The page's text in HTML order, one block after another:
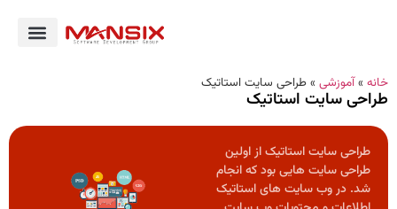
خانه »آموزشی »طراحی سایت استاتیک
طراحی سایت استاتیک
طراحی سایت استاتیک از اولین
طراحی سایت هایی بود که انجام
شد. در وب سایت های استاتیک